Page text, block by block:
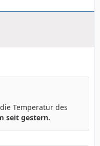
Temperatur des
seit gestern.